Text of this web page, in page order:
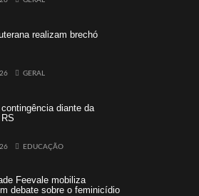
realizam brechó
GERAL
diante da
EDUCAÇÃO
Feevale mobiliza
debate sobre o feminicídio